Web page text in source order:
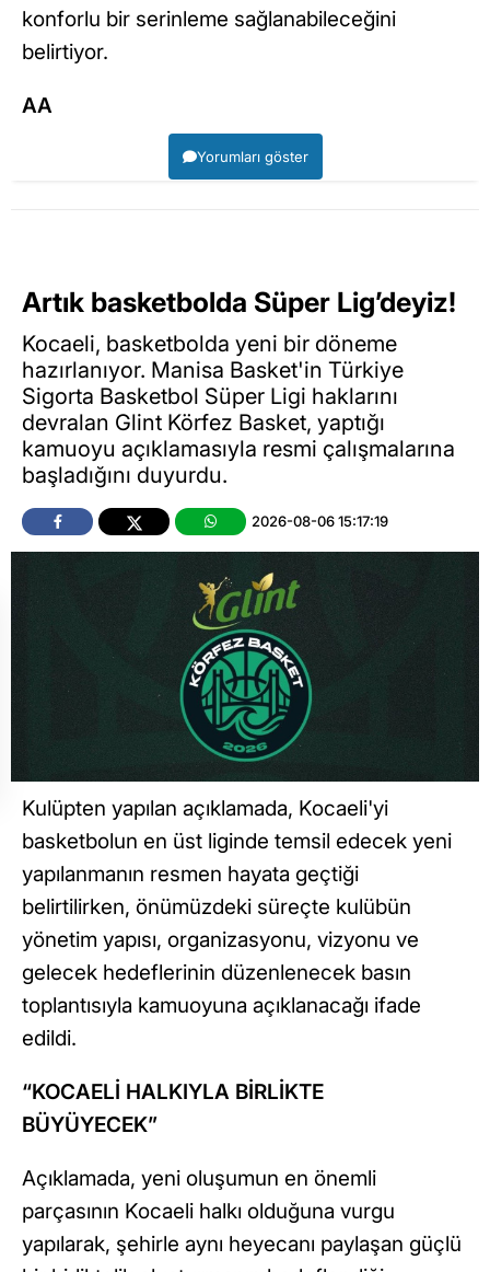
konforlu bir serinleme sağlanabileceğini
belirtiyor.
AA
Yorumları göster
Artık basketbolda Süper Lig’deyiz!
Kocaeli, basketbolda yeni bir döneme
hazırlanıyor. Manisa Basket'in Türkiye
Sigorta Basketbol Süper Ligi haklarını
devralan Glint Körfez Basket, yaptığı
kamuoyu açıklamasıyla resmi çalışmalarına
başladığını duyurdu.
2026-08-06 15:17:19
Kulüpten yapılan açıklamada, Kocaeli'yi
basketbolun en üst liginde temsil edecek yeni
yapılanmanın resmen hayata geçtiği
belirtilirken, önümüzdeki süreçte kulübün
yönetim yapısı, organizasyonu, vizyonu ve
gelecek hedeflerinin düzenlenecek basın
toplantısıyla kamuoyuna açıklanacağı ifade
edildi.
“KOCAELİ HALKIYLA BİRLİKTE
BÜYÜYECEK”
Açıklamada, yeni oluşumun en önemli
parçasının Kocaeli halkı olduğuna vurgu
yapılarak, şehirle aynı heyecanı paylaşan güçlü